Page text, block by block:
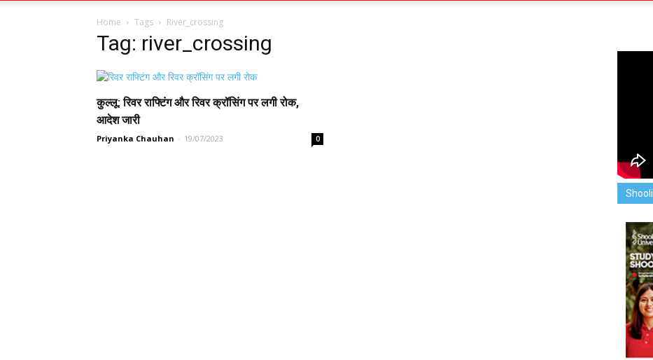
Home Tags River_crossing
Tag: river_crossing
कुल्लू: रिवर राफ्टिंग और रिवर क्रॉसिंग पर लगी रोक,
आदेश जारी
Priyanka Chauhan - 19/07/2023 0